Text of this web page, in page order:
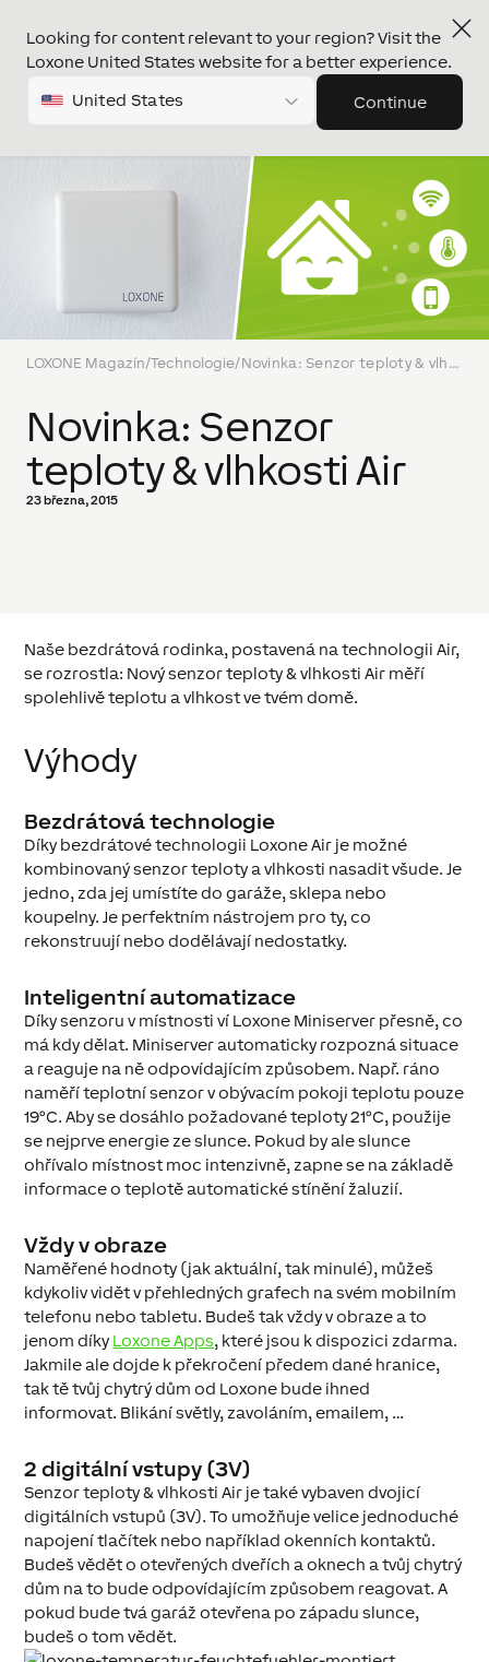
Looking for content relevant to your region? Visit the
Loxone United States website for a better experience.
United States Continue
LOXONE Magazín/Technologie/ Novinka: Senzor teploty & vlhkosti Air
Novinka: Senzor
teploty & vlhkosti Air
23 března, 2015
Naše bezdrátová rodinka, postavená na technologii Air,
se rozrostla: Nový senzor teploty & vlhkosti Air měří
spolehlivě teplotu a vlhkost ve tvém domě.
Výhody
Bezdrátová technologie
Díky bezdrátové technologii Loxone Air je možné
kombinovaný senzor teploty a vlhkosti nasadit všude. Je
jedno, zda jej umístíte do garáže, sklepa nebo
koupelny. Je perfektním nástrojem pro ty, co
rekonstruují nebo dodělávají nedostatky.
Inteligentní automatizace
Díky senzoru v místnosti ví Loxone Miniserver přesně, co
má kdy dělat. Miniserver automaticky rozpozná situace
a reaguje na ně odpovídajícím způsobem. Např. ráno
naměří teplotní senzor v obývacím pokoji teplotu pouze
19°C. Aby se dosáhlo požadované teploty 21°C, použije
se nejprve energie ze slunce. Pokud by ale slunce
ohřívalo místnost moc intenzivně, zapne se na základě
informace o teplotě automatické stínění žaluzií.
Vždy v obraze
Naměřené hodnoty (jak aktuální, tak minulé), můžeš
kdykoliv vidět v přehledných grafech na svém mobilním
telefonu nebo tabletu. Budeš tak vždy v obraze a to
jenom díky Loxone Apps, které jsou k dispozici zdarma.
Jakmile ale dojde k překročení předem dané hranice,
tak tě tvůj chytrý dům od Loxone bude ihned
informovat. Blikání světly, zavoláním, emailem, …
2 digitální vstupy (3V)
Senzor teploty & vlhkosti Air je také vybaven dvojicí
digitálních vstupů (3V). To umožňuje velice jednoduché
napojení tlačítek nebo například okenních kontaktů.
Budeš vědět o otevřených dveřích a oknech a tvůj chytrý
dům na to bude odpovídajícím způsobem reagovat. A
pokud bude tvá garáž otevřena po západu slunce,
budeš o tom vědět.